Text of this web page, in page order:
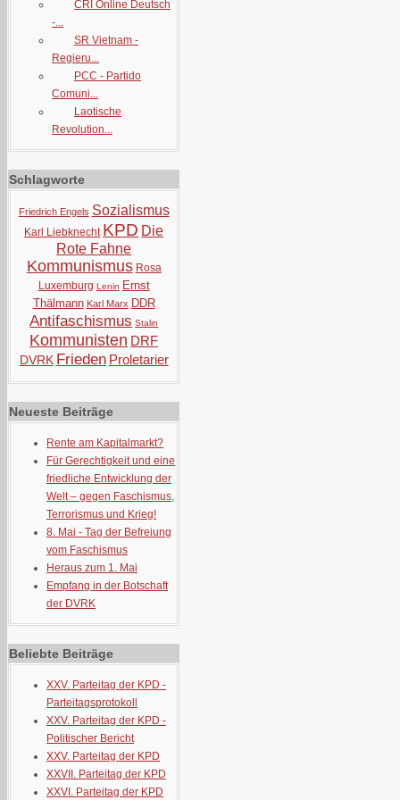
CRI Online Deutsch
-...
SR Vietnam -
Regieru...
PCC - Partido
Comuni...
Laotische
Revolution...
Schlagworte
Friedrich Engels Sozialismus
Karl Liebknecht KPD Die
Rote Fahne
Kommunismus Rosa
Luxemburg Lenin Ernst
Thälmann Karl Marx DDR
Antifaschismus Stalin
Kommunisten DRF
DVRK Frieden Proletarier
Neueste Beiträge
Rente am Kapitalmarkt?
Für Gerechtigkeit und eine
friedliche Entwicklung der
Welt – gegen Faschismus,
Terrorismus und Krieg!
8. Mai - Tag der Befreiung
vom Faschismus
Heraus zum 1. Mai
Empfang in der Botschaft
der DVRK
Beliebte Beiträge
XXV. Parteitag der KPD -
Parteitagsprotokoll
XXV. Parteitag der KPD -
Politischer Bericht
XXV. Parteitag der KPD
XXVII. Parteitag der KPD
XXVI. Parteitag der KPD